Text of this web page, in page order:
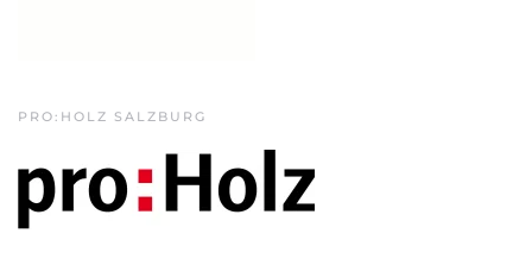
PRO:HOLZ SALZBURG